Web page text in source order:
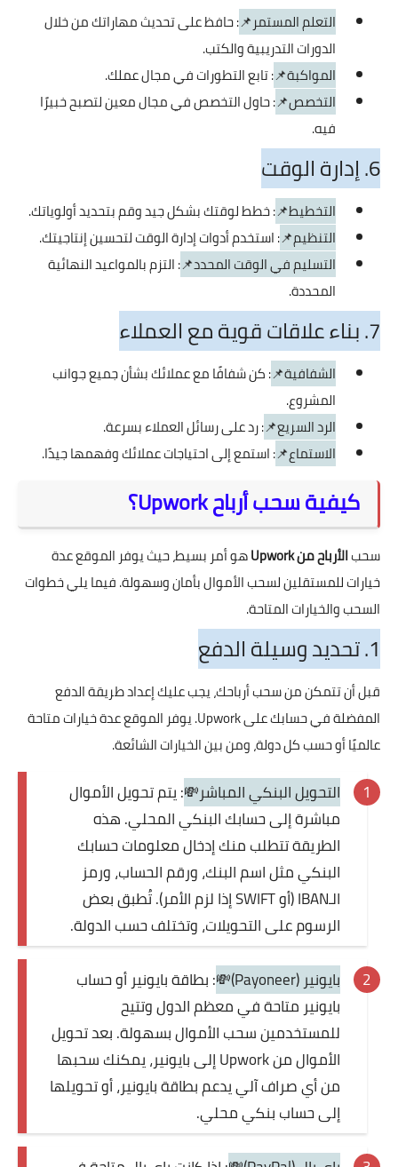
التعلم المستمر📌: حافظ على تحديث مهاراتك من خلال
الدورات التدريبية والكتب.
المواكبة📌: تابع التطورات في مجال عملك.
التخصص📌: حاول التخصص في مجال معين لتصبح خبيرًا
فيه.
6. إدارة الوقت
التخطيط📌: خطط لوقتك بشكل جيد وقم بتحديد أولوياتك.
التنظيم📌: استخدم أدوات إدارة الوقت لتحسين إنتاجيتك.
التسليم في الوقت المحدد📌: التزم بالمواعيد النهائية
المحددة.
7. بناء علاقات قوية مع العملاء
الشفافية📌: كن شفافًا مع عملائك بشأن جميع جوانب
المشروع.
الرد السريع📌: رد على رسائل العملاء بسرعة.
الاستماع📌: استمع إلى احتياجات عملائك وفهمها جيدًا.
كيفية سحب أرباح Upwork؟
سحبالأرباح من Upwork
هو أمر بسيط، حيث يوفر الموقع عدة
خيارات للمستقلين لسحب الأموال بأمان وسهولة. فيما يلي خطوات
السحب والخيارات المتاحة.
1. تحديد وسيلة الدفع
قبل أن تتمكن من سحب أرباحك، يجب عليك إعداد طريقة الدفع
المفضلة في حسابك على Upwork. يوفر الموقع عدة خيارات متاحة
عالميًا أو حسب كل دولة، ومن بين الخيارات الشائعة.
التحويل البنكي المباشر💸: يتم تحويل الأموال
مباشرة إلى حسابك البنكي المحلي. هذه
الطريقة تتطلب منك إدخال معلومات حسابك
البنكي مثل اسم البنك، ورقم الحساب، ورمز
الـIBAN (أو SWIFT إذا لزم الأمر). تُطبق بعض
الرسوم على التحويلات، وتختلف حسب الدولة.
بايونير (Payoneer)💸
: بطاقة بايونير أو حساب
بايونير متاحة في معظم الدول وتتيح
للمستخدمين سحب الأموال بسهولة. بعد تحويل
الأموال من Upwork إلى بايونير، يمكنك سحبها
من أي صراف آلي يدعم بطاقة بايونير، أو تحويلها
إلى حساب بنكي محلي.